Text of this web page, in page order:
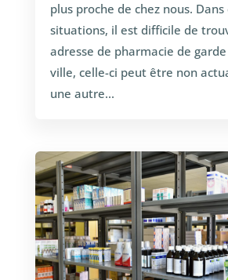
plus proche de chez nous.
situations, il est difficile de
adresse de pharmacie de
ville, celle-ci peut être non
une autre...